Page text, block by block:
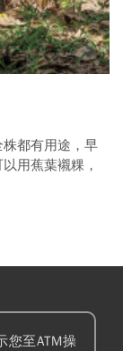
人，可能因巨
、胸痛，甚至
醫師提醒，當生
適排解壓力，
狀，「心碎也
都有用途，早
用蕉葉襯粿，
您至ATM操